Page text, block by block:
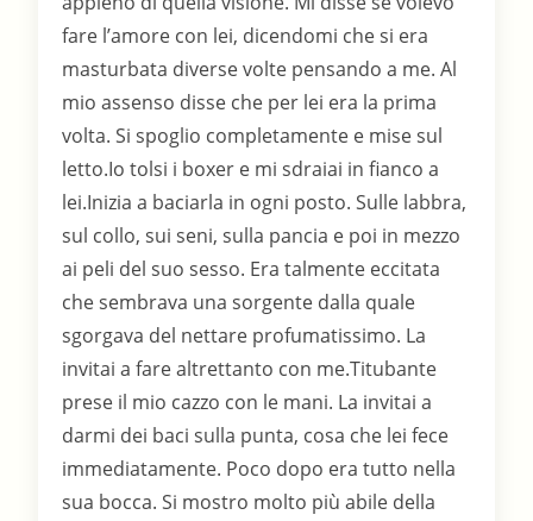
fare l’amore con lei, dicendomi che si era
masturbata diverse volte pensando a me. Al
mio assenso disse che per lei era la prima
volta. Si spoglio completamente e mise sul
letto.Io tolsi i boxer e mi sdraiai in fianco a
lei.Inizia a baciarla in ogni posto. Sulle labbra,
sul collo, sui seni, sulla pancia e poi in mezzo
ai peli del suo sesso. Era talmente eccitata
che sembrava una sorgente dalla quale
sgorgava del nettare profumatissimo. La
invitai a fare altrettanto con me.Titubante
prese il mio cazzo con le mani. La invitai a
darmi dei baci sulla punta, cosa che lei fece
immediatamente. Poco dopo era tutto nella
sua bocca. Si mostro molto più abile della